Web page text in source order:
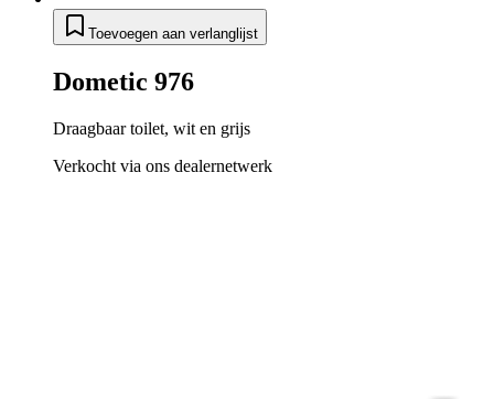
Toevoegen aan verlanglijst
Dometic 976
Draagbaar toilet, wit en grijs
Verkocht via ons dealernetwerk